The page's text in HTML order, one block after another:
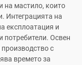
на мастило, които
Интеграцията на
експлоатация и
потребители. Освен
с
времето за